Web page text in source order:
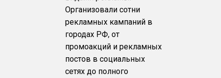
Организовали сотни
рекламных кампаний в
городах РФ, от
промоакций и рекламных
постов в социальных
сетях до полного